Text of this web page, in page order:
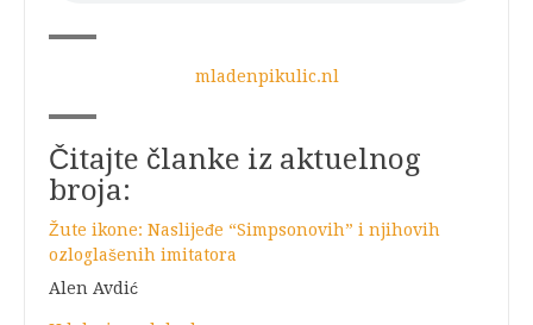
mladenpikulic.nl
Čitajte članke iz aktuelnog
broja:
Žute ikone: Naslijeđe “Simpsonovih” i njihovih
ozloglašenih imitatora
Alen Avdić